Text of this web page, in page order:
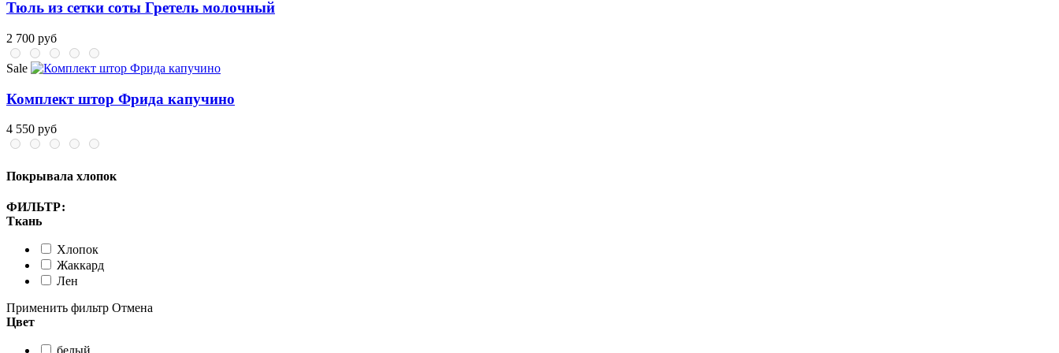
Тюль из сетки соты Гретель молочный
2 700 руб
Sale
Комплект штор Фрида капучино
4 550 руб
Покрывала хлопок
ФИЛЬТР:
Ткань
Хлопок
Жаккард
Лен
Применить фильтр Отмена
Цвет
белый